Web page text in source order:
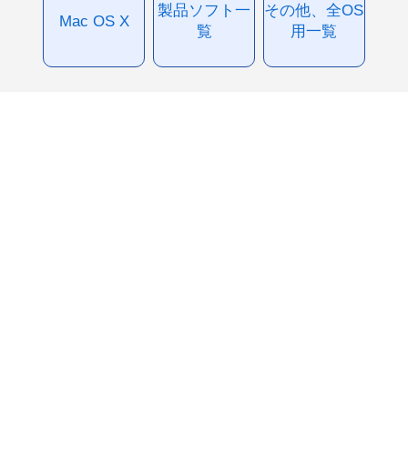
Mac OS X
製品ソフト一
覧
その他、全OS
用一覧